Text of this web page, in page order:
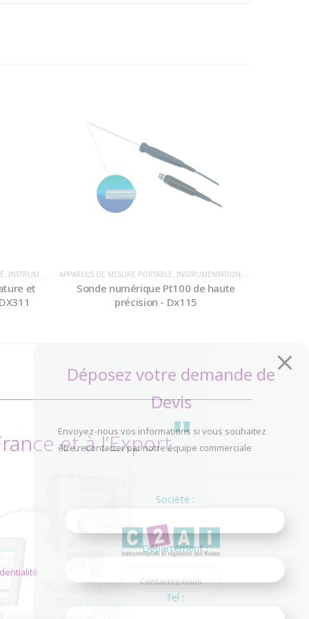
, INSTRUMENTATION ,TEMPÉRATURE
et
APPAREILS DE MESURE PORTABLE, INSTRUMENTATION, TEMPÉRATURE
Sonde numérique Pt100 de haute
précision - Dx115
et à l’Export"
Contactez-nous
Déposez votre demande de
Devis
Envoyez-nous vos informations si vous souhaitez
être recontacter par notre équipe commerciale
Société :
Département :
Tel :